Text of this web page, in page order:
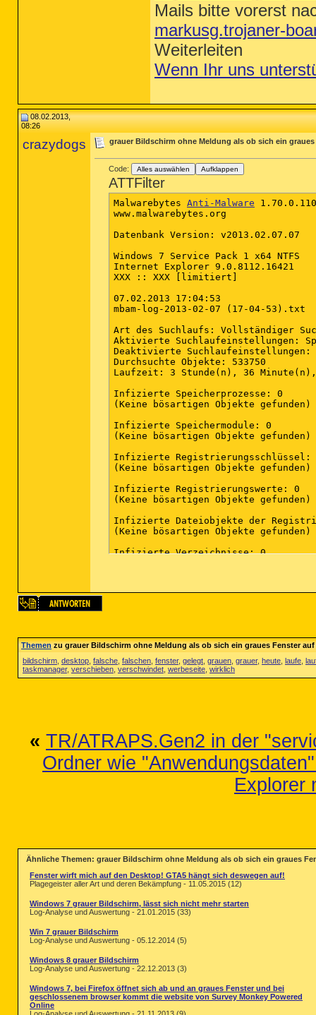
Mails bitte vorerst
markusg.trojaner-
Weiterleiten
Wenn Ihr uns
08.02.2013,
08:26
crazydogs grauer Bildschirm ohne Meldung als ob sich ein
Code: Alles auswählen Aufklappen
ATTFilter
Malwarebytes Anti-Malware
www.malwarebytes.org
Datenbank Version: v2013.02.07.07
Windows 7 Service Pack 1 x64 NTFS
Internet Explorer 9.0.8112.16421
XXX :: XXX [limitiert]
07.02.2013 17:04:53
mbam-log-2013-02-07 (17-04-53).txt
Art des Suchlaufs: Vollständiger
Aktivierte Suchlaufeinstellungen:
Deaktivierte Suchlaufeinstellungen:
Durchsuchte Objekte: 533750
Laufzeit: 3 Stunde(n), 36 Minute(n),
Infizierte Speicherprozesse: 0
(Keine bösartigen Objekte gefunden)
Infizierte Speichermodule: 0
(Keine bösartigen Objekte gefunden)
Infizierte Registrierungsschlüssel:
(Keine bösartigen Objekte gefunden)
Infizierte Registrierungswerte: 0
(Keine bösartigen Objekte gefunden)
Infizierte Dateiobjekte der
(Keine bösartigen Objekte gefunden)
Infizierte Verzeichnisse: 0
(Keine bösartigen Objekte gefunden)
Themenzu grauer Bildschirm ohne Meldung als ob sich ein graues Fenster
bildschirm desktop falsche falschen fenster, gelegt grauen grauer, heute laufe
taskmanager, verschieben verschwindet werbeseite wirklich
« TR/ATRAPS.Gen2 in der
Ordner wie
Explorer
Ähnliche Themen: grauer Bildschirm ohne Meldung als ob sich ein graues
Fenster wirft mich auf den Desktop! GTA5 hängt sich deswegen auf!
Plagegeister aller Art und deren Bekämpfung - 11.05.2015 (12)
Windows 7 grauer Bildschirm, lässt sich nicht mehr starten
Log-Analyse und Auswertung - 21.01.2015 (33)
Win 7 grauer Bildschirm
Log-Analyse und Auswertung - 05.12.2014 (5)
Windows 8 grauer Bildschirm
Log-Analyse und Auswertung - 22.12.2013 (3)
Windows 7, bei Firefox öffnet sich ab und an graues Fenster und bei
geschlossenem browser kommt die website von Survey Monkey Powered
Online